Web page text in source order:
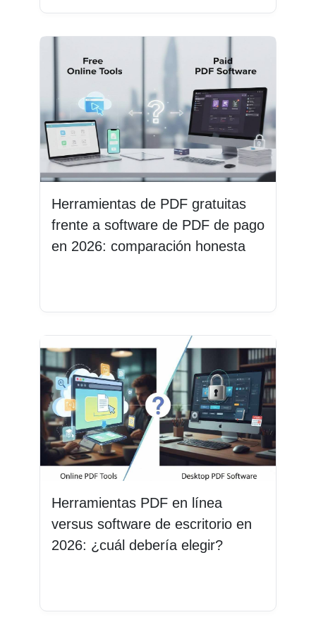
Herramientas de PDF gratuitas
frente a software de PDF de pago
en 2026: comparación honesta
Herramientas PDF en línea
versus software de escritorio en
2026: ¿cuál debería elegir?